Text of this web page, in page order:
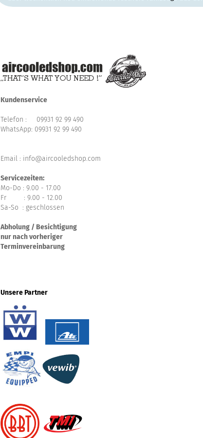
Kundenservice
Telefon : 09931 92 99 490
WhatsApp: 09931 92 99 490
Email : info@aircooledshop.com
Servicezeiten:
Mo-Do : 9.00 - 17.00
Fr : 9.00 - 12.00
Sa-So : geschlossen
Abholung / Besichtigung
nur nach vorheriger
Terminvereinbarung
Unsere Partner